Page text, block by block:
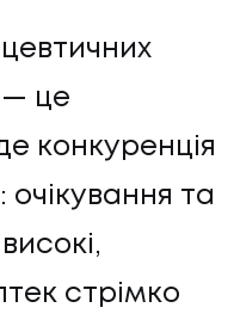
— це
конкуренція
та
стрімко